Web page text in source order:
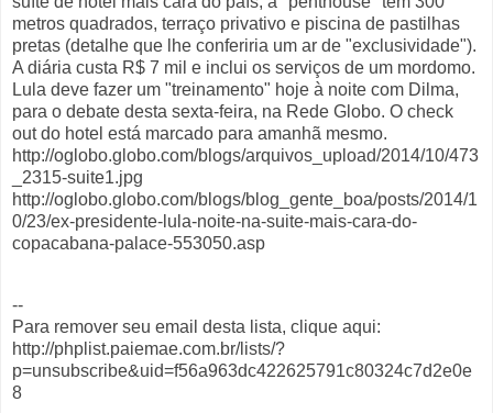
metros quadrados, terraço privativo e piscina de pastilhas
pretas (detalhe que lhe conferiria um ar de "exclusividade").
A diária custa R$ 7 mil e inclui os serviços de um mordomo.
Lula deve fazer um "treinamento" hoje à noite com Dilma,
para o debate desta sexta-feira, na Rede Globo. O check
out do hotel está marcado para amanhã mesmo.
http://oglobo.globo.com/blogs/arquivos_upload/2014/10/473
_2315-suite1.jpg
http://oglobo.globo.com/blogs/blog_gente_boa/posts/2014/1
0/23/ex-presidente-lula-noite-na-suite-mais-cara-do-
copacabana-palace-553050.asp
--
Para remover seu email desta lista, clique aqui:
http://phplist.paiemae.com.br/lists/?
p=unsubscribe&uid=f56a963dc422625791c80324c7d2e0e
8